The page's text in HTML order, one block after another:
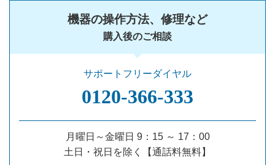
機器の操作方法、修理など
購入後のご相談
サポートフリーダイヤル
0120‐366‐333
月曜日～金曜日 9：15 ～ 17：00
土日・祝日を除く【通話料無料】